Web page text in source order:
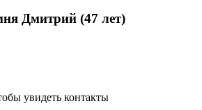
Дмитрий (47 лет)
увидеть контакты